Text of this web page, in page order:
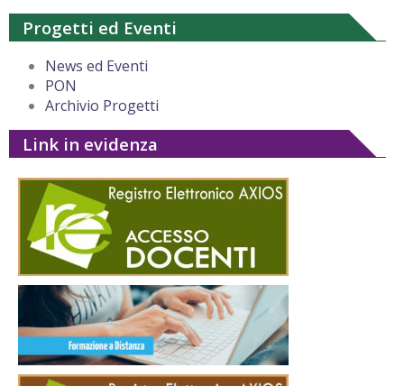
Progetti ed Eventi
News ed Eventi
PON
Archivio Progetti
Link in evidenza